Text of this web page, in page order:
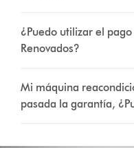
¿Puedo utilizar el
Renovados?
Mi máquina
pasada la garantía,